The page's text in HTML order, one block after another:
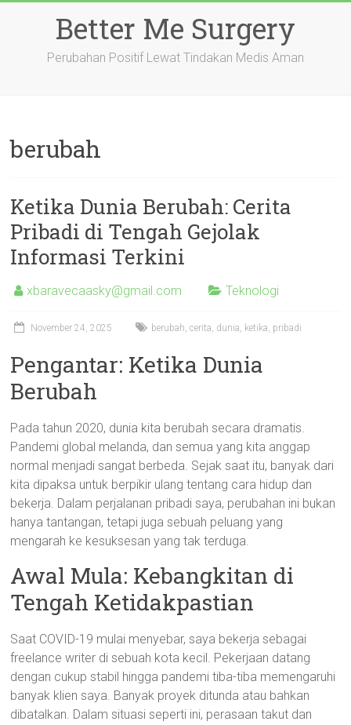
Better Me Surgery
Perubahan Positif Lewat Tindakan Medis Aman
berubah
Ketika Dunia Berubah: Cerita
Pribadi di Tengah Gejolak
Informasi Terkini
xbaravecaasky@gmail.com Teknologi
November 24, 2025 berubah,cerita, dunia, ketika, pribadi
Pengantar: Ketika Dunia
Berubah
Pada tahun 2020, dunia kita berubah secara dramatis.
Pandemi global melanda, dan semua yang kita anggap
normal menjadi sangat berbeda. Sejak saat itu, banyak dari
kita dipaksa untuk berpikir ulang tentang cara hidup dan
bekerja. Dalam perjalanan pribadi saya, perubahan ini bukan
hanya tantangan, tetapi juga sebuah peluang yang
mengarah ke kesuksesan yang tak terduga.
Awal Mula: Kebangkitan di
Tengah Ketidakpastian
Saat COVID-19 mulai menyebar, saya bekerja sebagai
freelance writer di sebuah kota kecil. Pekerjaan datang
dengan cukup stabil hingga pandemi tiba-tiba memengaruhi
banyak klien saya. Banyak proyek ditunda atau bahkan
dibatalkan. Dalam situasi seperti ini, perasaan takut dan